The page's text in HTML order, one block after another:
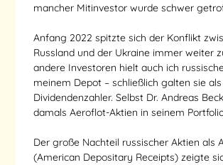
mancher Mitinvestor wurde schwer
Anfang 2022 spitzte sich der Konflikt
Russland und der Ukraine immer weiter
andere Investoren hielt auch ich
meinem Depot – schließlich galten sie
Dividendenzahler. Selbst Dr. Andreas
damals Aeroflot-Aktien in seinem
Der große Nachteil russischer Aktien als
(American Depositary Receipts) zeigte